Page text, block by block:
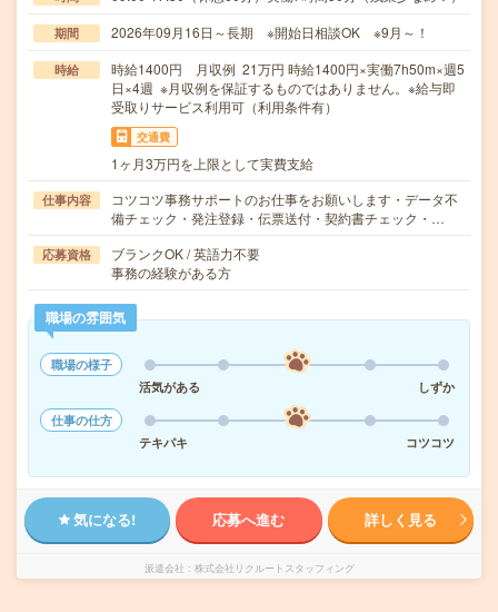
期間 2026年09月16日～長期 ※開始日相談OK ※9月～！
時給
時給1400円 月収例 21万円 時給1400円×実働7h50m×週5
日×4週 ※月収例を保証するものではありません。※給与即
受取りサービス利用可（利用条件有）
交通費
1ヶ月3万円を上限として実費支給
仕事内容
コツコツ事務サポートのお仕事をお願いします・データ不
備チェック・発注登録・伝票送付・契約書チェック・…
応募資格
ブランクOK / 英語力不要
事務の経験がある方
職場の雰囲気
職場の様子
活気がある
しずか
仕事の仕方
テキパキ
コツコツ
気になる! 応募へ進む 詳しく見る
派遣会社 株式会社リクルートスタッフィング